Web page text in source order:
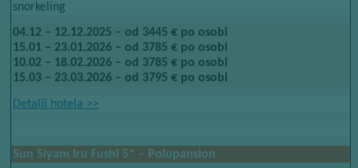
snorkeling
04.12 – 12.12.2025 – od 3445 € po osobi
15.01 – 23.01.2026 – od 3785 € po osobi
10.02 – 18.02.2026 – od 3785 € po osobi
15.03 – 23.03.2026 – od 3795 € po osobi
Detalji hotela​​ >>
Sun Siyam Iru Fushi​​ 5*​​ – Polupansion